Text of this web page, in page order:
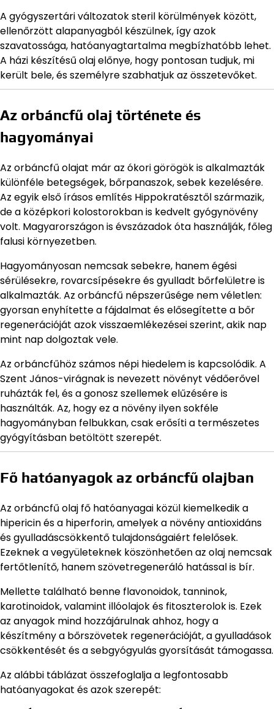
A gyógyszertári változatok steril körülmények között,
ellenőrzött alapanyagból készülnek, így azok
szavatossága, hatóanyagtartalma megbízhatóbb lehet.
A házi készítésű olaj előnye, hogy pontosan tudjuk, mi
került bele, és személyre szabhatjuk az összetevőket.
Az orbáncfű olaj története és
hagyományai
Az orbáncfű olajat már az ókori görögök is alkalmazták
különféle betegségek, bőrpanaszok, sebek kezelésére.
Az egyik első írásos említés Hippokratésztől származik,
de a középkori kolostorokban is kedvelt gyógynövény
volt. Magyarországon is évszázadok óta használják, főleg
falusi környezetben.
Hagyományosan nemcsak sebekre, hanem égési
sérülésekre, rovarcsípésekre és gyulladt bőrfelületre is
alkalmazták. Az orbáncfű népszerűsége nem véletlen:
gyorsan enyhítette a fájdalmat és elősegítette a bőr
regenerációját azok visszaemlékezései szerint, akik nap
mint nap dolgoztak vele.
Az orbáncfűhöz számos népi hiedelem is kapcsolódik. A
Szent János-virágnak is nevezett növényt védőerővel
ruházták fel, és a gonosz szellemek elűzésére is
használták. Az, hogy ez a növény ilyen sokféle
hagyományban felbukkan, csak erősíti a természetes
gyógyításban betöltött szerepét.
Fő hatóanyagok az orbáncfű olajban
Az orbáncfű olaj fő hatóanyagai közül kiemelkedik a
hipericin és a hiperforin, amelyek a növény antioxidáns
és gyulladáscsökkentő tulajdonságaiért felelősek.
Ezeknek a vegyületeknek köszönhetően az olaj nemcsak
fertőtlenítő, hanem szövetregeneráló hatással is bír.
Mellette található benne flavonoidok, tanninok,
karotinoidok, valamint illóolajok és fitoszterolok is. Ezek
az anyagok mind hozzájárulnak ahhoz, hogy a
készítmény a bőrszövetek regenerációját, a gyulladások
csökkentését és a sebgyógyulás gyorsítását támogassa.
Az alábbi táblázat összefoglalja a legfontosabb
hatóanyagokat és azok szerepét: